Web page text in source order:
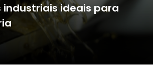
ideais para